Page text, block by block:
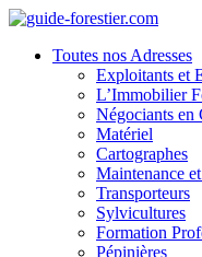
Toutes nos Adresses
Exploitants et
L’Immobilier
Négociants en
Matériel
Cartographes
Maintenance
Transporteurs
Sylvicultures
Formation
Pépinières